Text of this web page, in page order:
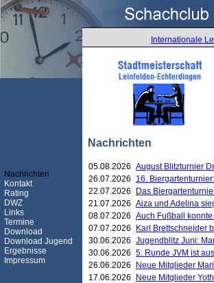
Internationale
Nachrichten
Nachrichten
Kontakt
Rating
DWZ
Links
Termine
Download
Download Jugend
Ergebnisse
Impressum
05.08.2026 August Blitzturnier
26.07.2026
16.
22.07.2026
Das
21.07.2026 Aiza und Adelina
08.07.2026 Auch Fußball
07.07.2026
Karl Brettschneider
30.06.2026 Jugendblitz Juni:
30.06.2026 5. Runde JVM ist
26.06.2026
Neue Mitglieder
17.06.2026
Neue Mitglieder